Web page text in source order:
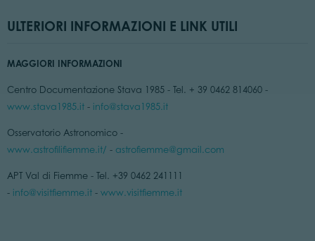
ULTERIORI INFORMAZIONI E LINK UTILI
MAGGIORI INFORMAZIONI
Centro Documentazione Stava 1985 - Tel. + 39 0462 814060 -
www.stava1985.it- info@stava1985.it
Osservatorio Astronomico -
www.astrofilifiemme.it/ - astrofiemme@gmail.com
APT Val di Fiemme - Tel. +39 0462 241111
- info@visitfiemme.it- www.visitfiemme.it